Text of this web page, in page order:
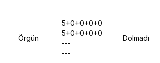
Örgün
5+0+0+0+0
5+0+0+0+0
---
---
Dolmadı